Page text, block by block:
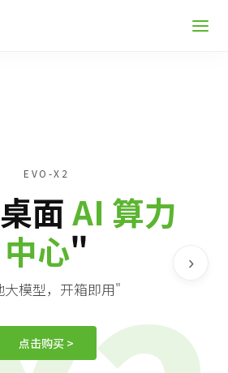
EVO-X2
面AI 算力
中心"
大模型，开箱即用"
点击购买 >
›